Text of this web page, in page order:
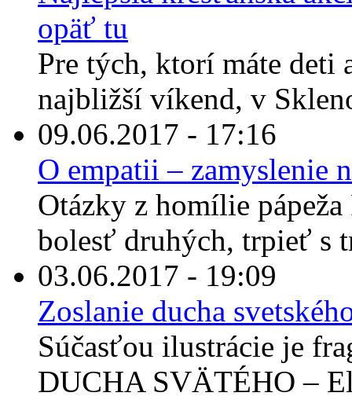
opäť tu
Pre tých, ktorí máte deti
najbližší víkend, v
09.06.2017 - 17:16
O empatii – zamyslenie
Otázky z homílie
bolesť druhých, trpieť s
03.06.2017 - 19:09
Zoslanie ducha
Súčasťou ilustrácie je
DUCHA SVÄTÉHO –